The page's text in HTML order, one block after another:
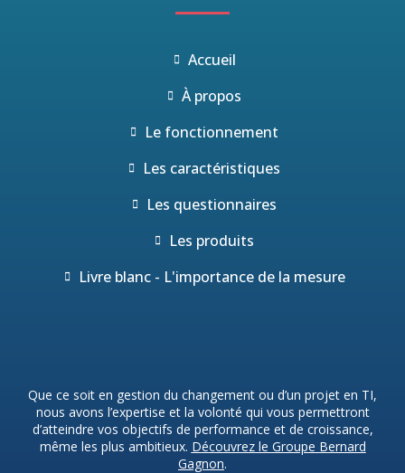
Accueil
À propos
Le fonctionnement
Les caractéristiques
Les questionnaires
Les produits
Livre blanc - L'importance de la mesure
Que ce soit en gestion du changement ou d’un projet en TI,
nous avons l’expertise et la volonté qui vous permettront
d’atteindre vos objectifs de performance et de croissance,
même les plus ambitieux. Découvrez le Groupe Bernard
Gagnon.